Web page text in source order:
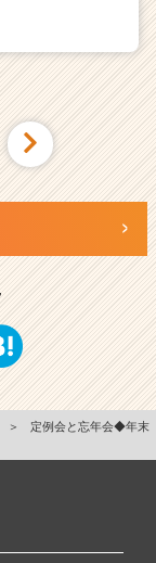
＞
定例会と忘年会◆年末